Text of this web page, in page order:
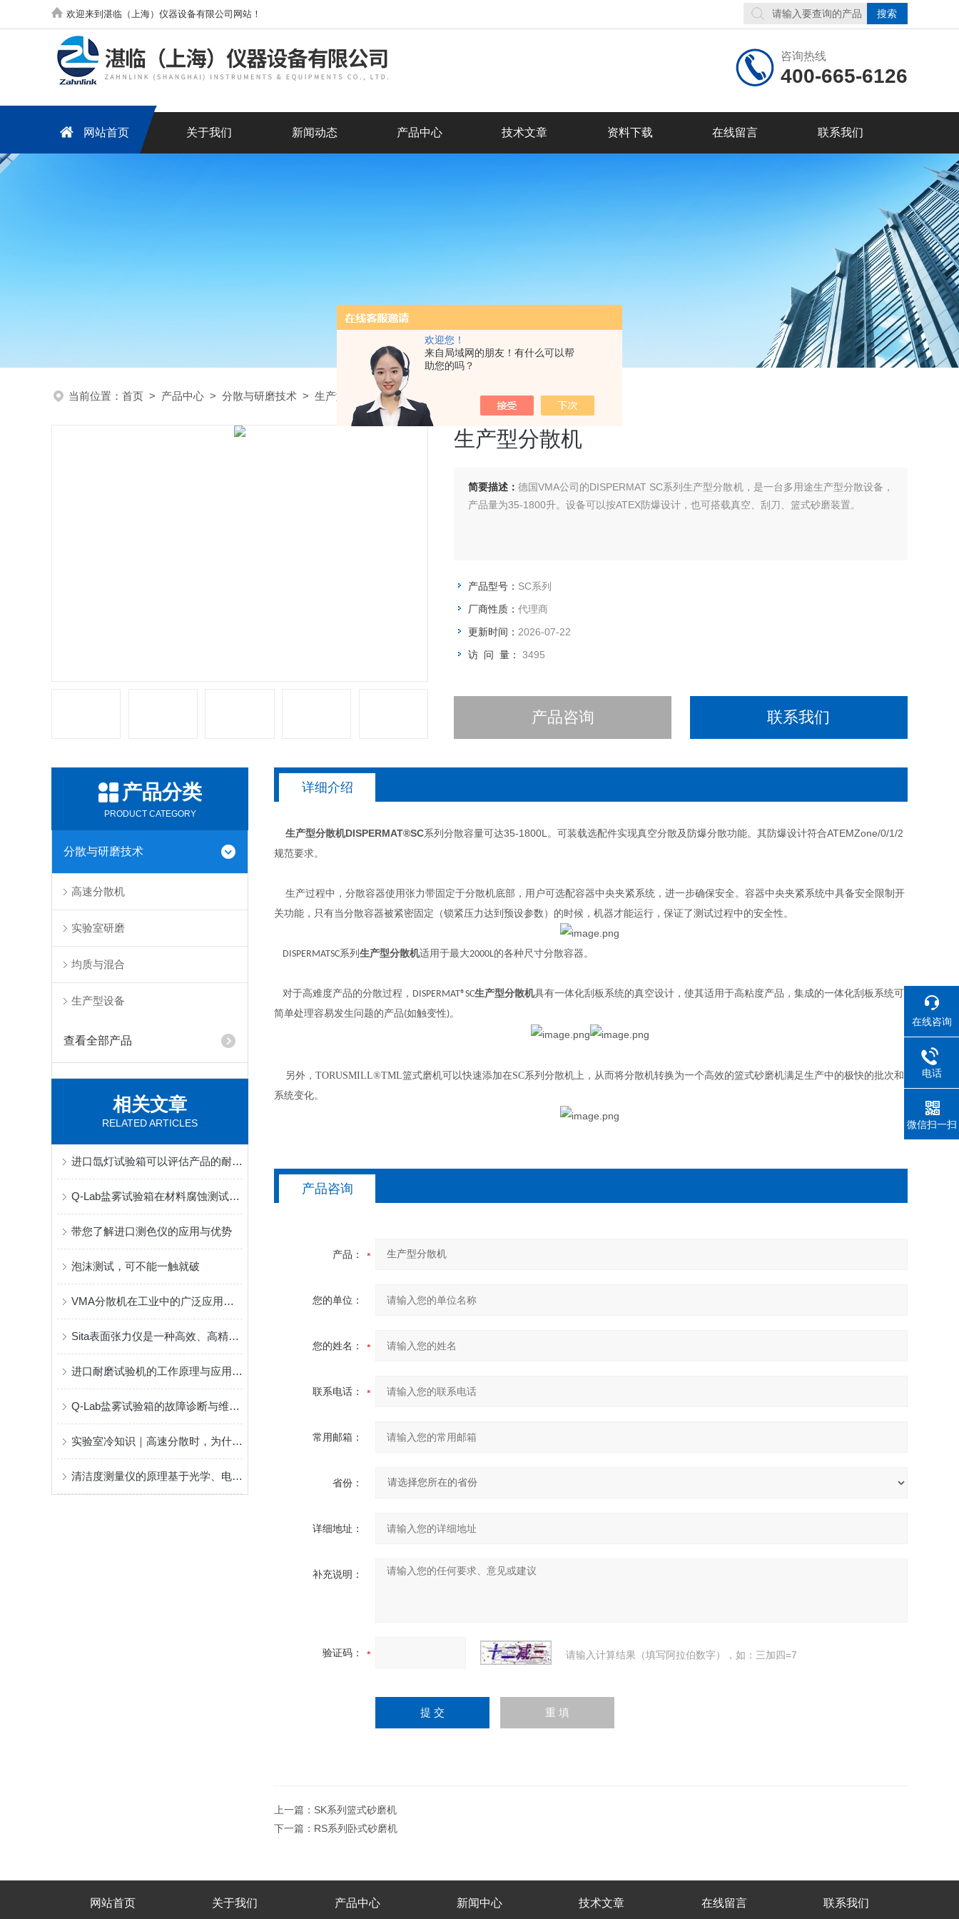
欢迎您！
来自局域网的朋友！有什么可以帮
助您的吗？
欢迎来到湛临（上海）仪器设备有限公司网站！
咨询热线
400-665-6126
网站首页 关于我们 新闻动态 产品中心 技术文章 资料下载 在线留言 联系我们
当前位置： 首页 > 产品中心 > 分散与研磨技术 > 生产型设备 >SC系列生产型分散机
生产型分散机
简要描述： 德国VMA公司的DISPERMAT SC系列生产型分散机，是一台多用途生产型分散设备，
产品量为35-1800升。设备可以按ATEX防爆设计，也可搭载真空、刮刀、篮式砂磨装置。
产品型号： SC系列
厂商性质： 代理商
更新时间： 2026-07-22
访 问 量： 3495
产品咨询 联系我们
产品分类
PRODUCT CATEGORY
分散与研磨技术
高速分散机
实验室研磨
均质与混合
生产型设备
查看全部产品
相关文章
RELATED ARTICLES
进口氙灯试验箱可以评估产品的耐候性和可靠性
Q-Lab盐雾试验箱在材料腐蚀测试中的原理与应用
带您了解进口测色仪的应用与优势
泡沫测试，可不能一触就破
VMA分散机在工业中的广泛应用与技术优势概述
Sita表面张力仪是一种高效、高精度、自动化程度高的工具
进口耐磨试验机的工作原理与应用领域深度解析
Q-Lab盐雾试验箱的故障诊断与维护技巧
实验室冷知识｜高速分散时，为什么一定要出现"甜甜圈"？
清洁度测量仪的原理基于光学、电化学或化学分析技术
详细介绍
生产型分散机DISPERMAT®SC系列分散容量可达35-1800L。可装载选配件实现真空分散及防爆分散功能。其防爆设计符合ATEMZone/0/1/2
规范要求。
生产过程中，分散容器使用张力带固定于分散机底部，用户可选配容器中央夹紧系统，进一步确保安全。容器中央夹紧系统中具备安全限制开
关功能，只有当分散容器被紧密固定（锁紧压力达到预设参数）的时候，机器才能运行，保证了测试过程中的安全性。
DISPERMATSC系列生产型分散机适用于最大2000L的各种尺寸分散容器。
对于高难度产品的分散过程，DISPERMAT®SC生产型分散机具有一体化刮板系统的真空设计，使其适用于高粘度产品，集成的一体化刮板系统可
简单处理容易发生问题的产品(如触变性)。
另外，TORUSMILL®TML篮式磨机可以快速添加在SC系列分散机上，从而将分散机转换为一个高效的篮式砂磨机满足生产中的极快的批次和
系统变化。
产品咨询
产品：
您的单位：
您的姓名：
联系电话：
常用邮箱：
省份：
详细地址：
补充说明：
验证码： 请输入计算结果（填写阿拉伯数字），如：三加四=7
上一篇： SK系列篮式砂磨机
下一篇： RS系列卧式砂磨机
网站首页 关于我们 产品中心 新闻中心 技术文章 在线留言 联系我们
在线咨询
电话
微信扫一扫